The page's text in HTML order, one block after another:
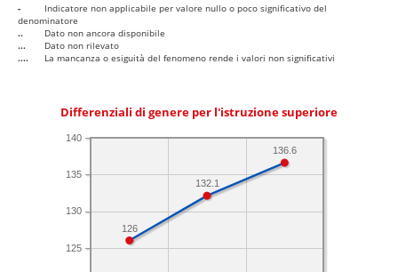
-
Indicatore non applicabile per valore nullo o poco significativo del
denominatore
..
Dato non ancora disponibile
...
Dato non rilevato
....
La mancanza o esiguità del fenomeno rende i valori non significativi
Differenziali di genere per l'istruzione superiore
125
130
135
140
136.6
132.1
126